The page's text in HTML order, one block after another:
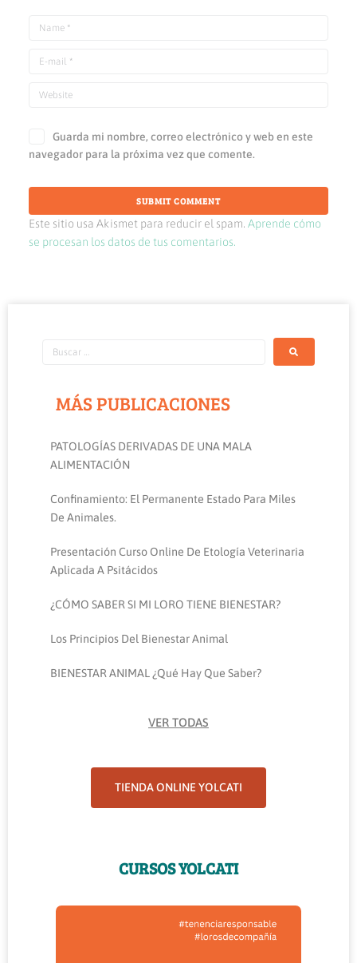
Guarda mi nombre, correo electrónico y web en este
navegador para la próxima vez que comente.
Este sitio usa Akismet para reducir el spam. Aprende cómo
se procesan los datos de tus comentarios.
MÁS PUBLICACIONES
PATOLOGÍAS DERIVADAS DE UNA MALA
ALIMENTACIÓN
Confinamiento: El Permanente Estado Para Miles
De Animales.
Presentación Curso Online De Etología Veterinaria
Aplicada A Psitácidos
¿CÓMO SABER SI MI LORO TIENE BIENESTAR?
Los Principios Del Bienestar Animal
BIENESTAR ANIMAL ¿qué Hay Que Saber?
VER TODAS
TIENDA ONLINE YOLCATI
CURSOS YOLCATI